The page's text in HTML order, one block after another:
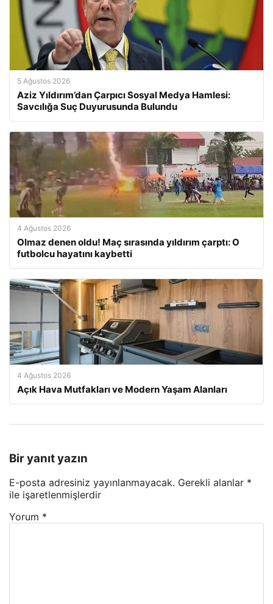
5 Ağustos 2026
Aziz Yıldırım’dan Çarpıcı Sosyal Medya Hamlesi:
Savcılığa Suç Duyurusunda Bulundu
4 Ağustos 2026
Olmaz denen oldu! Maç sırasında yıldırım çarptı: O
futbolcu hayatını kaybetti
4 Ağustos 2026
Açık Hava Mutfakları ve Modern Yaşam Alanları
Bir yanıt yazın
E-posta adresiniz yayınlanmayacak. Gerekli alanlar *
ile işaretlenmişlerdir
Yorum *